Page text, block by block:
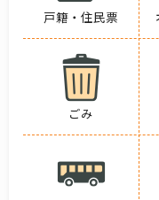
戸籍・住民票
ごみ